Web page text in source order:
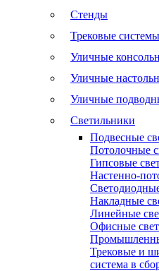
Стенды
Трековые системы
Уличные
Уличные
Уличные
Светильники
Подвесные
Потолочные
Гипсовые
Настенно-
Накладные
Линейные
Офисные
Трековые и
система в